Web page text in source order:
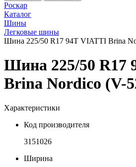
Роскар
Каталог
Шины
Легковые шины
Шина 225/50 R17 94T VIATTI Brina
Шина 225/50 R17
Brina Nordico (V-
Характеристики
Код производителя
3151026
Ширина